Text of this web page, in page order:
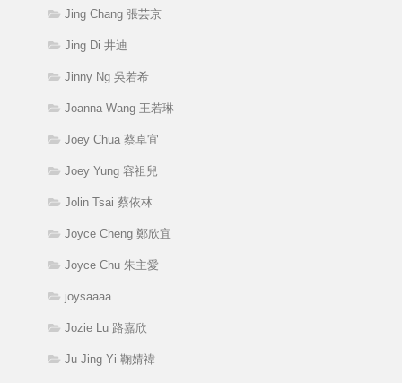
Jing Chang 張芸京
Jing Di 井迪
Jinny Ng 吳若希
Joanna Wang 王若琳
Joey Chua 蔡卓宜
Joey Yung 容祖兒
Jolin Tsai 蔡依林
Joyce Cheng 鄭欣宜
Joyce Chu 朱主愛
joysaaaa
Jozie Lu 路嘉欣
Ju Jing Yi 鞠婧禕